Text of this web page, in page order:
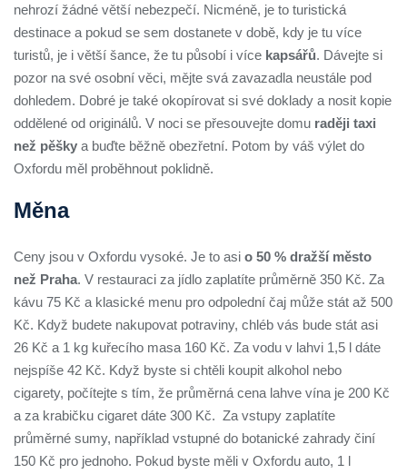
nehrozí žádné větší nebezpečí. Nicméně, je to turistická
destinace a pokud se sem dostanete v době, kdy je tu více
turistů, je i větší šance, že tu působí i více kapsářů. Dávejte si
pozor na své osobní věci, mějte svá zavazadla neustále pod
dohledem. Dobré je také okopírovat si své doklady a nosit kopie
oddělené od originálů. V noci se přesouvejte domu raději taxi
než pěšky a buďte běžně obezřetní. Potom by váš výlet do
Oxfordu měl proběhnout poklidně.
Měna
Ceny jsou v Oxfordu vysoké. Je to asi o 50 % dražší město
než Praha. V restauraci za jídlo zaplatíte průměrně 350 Kč. Za
kávu 75 Kč a klasické menu pro odpolední čaj může stát až 500
Kč. Když budete nakupovat potraviny, chléb vás bude stát asi
26 Kč a 1 kg kuřecího masa 160 Kč. Za vodu v lahvi 1,5 l dáte
nejspíše 42 Kč. Když byste si chtěli koupit alkohol nebo
cigarety, počítejte s tím, že průměrná cena lahve vína je 200 Kč
a za krabičku cigaret dáte 300 Kč. Za vstupy zaplatíte
průměrné sumy, například vstupné do botanické zahrady činí
150 Kč pro jednoho. Pokud byste měli v Oxfordu auto, 1 l